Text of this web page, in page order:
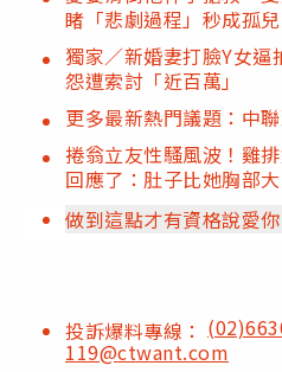
睹「悲劇過程」秒成孤兒
獨家／新婚妻打臉Y女
怨遭索討「近百萬」
更多最新熱門議題：中
捲翁立友性騷風波！雞
回應了：肚子比她胸部大
做到這點才有資格說愛你
投訴爆料專線：
119@ctwant.com